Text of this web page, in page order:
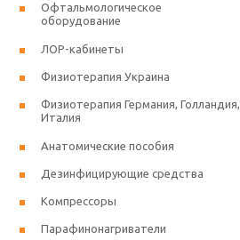
Офтальмологическое
оборудование
ЛОР-кабинеты
Физиотерапия Украина
Физиотерапия Германия, Голландия,
Италия
Анатомические пособия
Дезинфицирующие средства
Компрессоры
Парафинонагриватели